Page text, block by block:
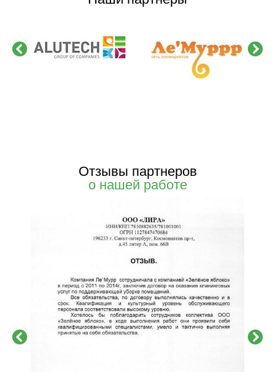
Отзывы партнеров
о нашей работе